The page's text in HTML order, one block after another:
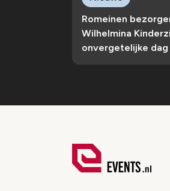
Romeinen
Wilhelmina
onvergetelijke dag